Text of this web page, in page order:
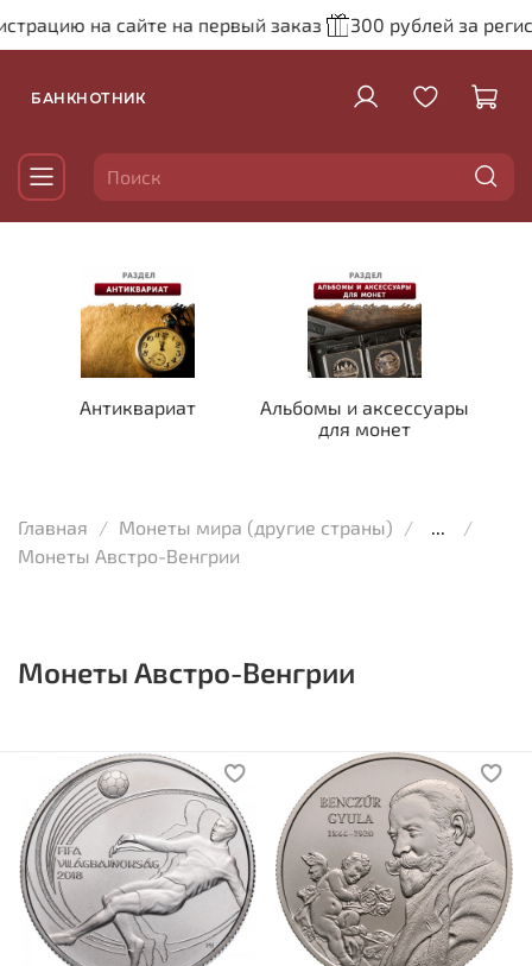
на сайте на первый заказ 300 рублей за
БАНКНОТНИК
Антиквариат
Альбомы и аксессуары
для монет
Главная Монеты мира (другие страны)
...
Монеты Австро-Венгрии
Монеты Австро-Венгрии